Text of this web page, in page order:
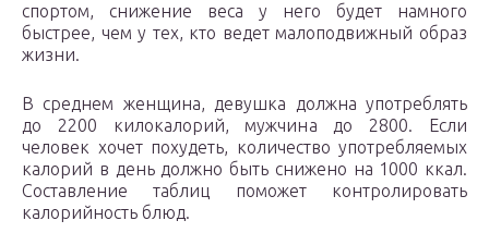
спортом, снижение веса у него будет намного
быстрее, чем у тех, кто ведет малоподвижный образ
жизни.
В среднем женщина, девушка должна употреблять
до 2200 килокалорий, мужчина до 2800. Если
человек хочет похудеть, количество употребляемых
калорий в день должно быть снижено на 1000 ккал.
Составление таблиц поможет контролировать
калорийность блюд.